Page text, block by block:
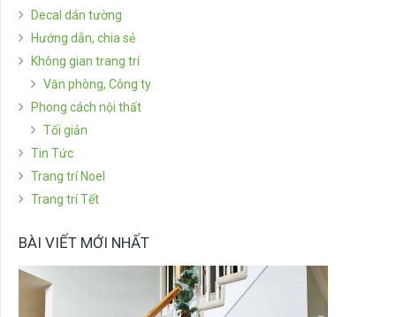
Decal dán tường
Hướng dẫn, chia sẻ
Không gian trang trí
Văn phòng, Công ty
Phong cách nội thất
Tối giản
Tin Tức
Trang trí Noel
Trang trí Tết
BÀI VIẾT MỚI NHẤT